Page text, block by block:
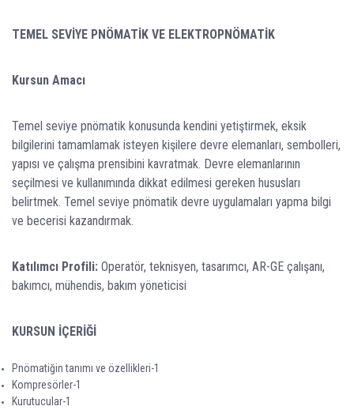
TEMEL SEVİYE PNÖMATİK VE ELEKTROPNÖMATİK
Kursun Amacı
Temel seviye pnömatik konusunda kendini yetiştirmek, eksik
bilgilerini tamamlamak isteyen kişilere devre elemanları, sembolleri,
yapısı ve çalışma prensibini kavratmak. Devre elemanlarının
seçilmesi ve kullanımında dikkat edilmesi gereken hususları
belirtmek. Temel seviye pnömatik devre uygulamaları yapma bilgi
ve becerisi kazandırmak.
Katılımcı Profili: Operatör, teknisyen, tasarımcı, AR-GE çalışanı,
bakımcı, mühendis, bakım yöneticisi
KURSUN İÇERİĞİ
Pnömatiğin tanımı ve özellikleri-1
Kompresörler-1
Kurutucular-1